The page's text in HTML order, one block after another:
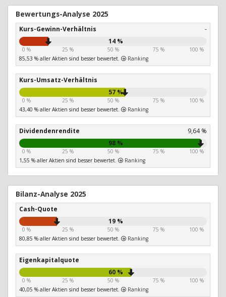
Bewertungs-Analyse 2025
Kurs-Gewinn-Verhältnis
-
14 %
0 % 25 % 50 % 75 %
100 %
85,53 % aller Aktien sind besser bewertet.
Ranking
Kurs-Umsatz-Verhältnis
57 %
0 % 25 % 50 % 75 %
100 %
43,40 % aller Aktien sind besser bewertet.
Ranking
Dividendenrendite
9,64 %
98 %
0 % 25 % 50 % 75 %
100 %
1,55 % aller Aktien sind besser bewertet.
Ranking
Bilanz-Analyse 2025
Cash-Quote
19 %
0 % 25 % 50 % 75 %
100 %
80,85 % aller Aktien sind besser bewertet.
Ranking
Eigenkapitalquote
60 %
0 % 25 % 50 % 75 %
100 %
40,05 % aller Aktien sind besser bewertet.
Ranking